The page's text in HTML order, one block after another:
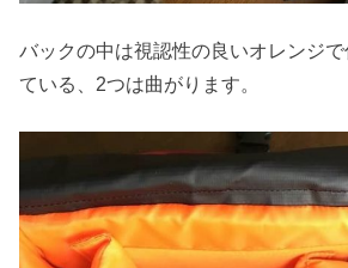
バックの中は視認性の良いオレンジ
ている、2つは曲がります。